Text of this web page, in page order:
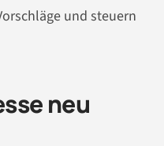
und steuern
neu